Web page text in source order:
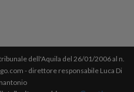
dell'Aquila del 26/01/2006 al n.
- direttore responsabile Luca Di